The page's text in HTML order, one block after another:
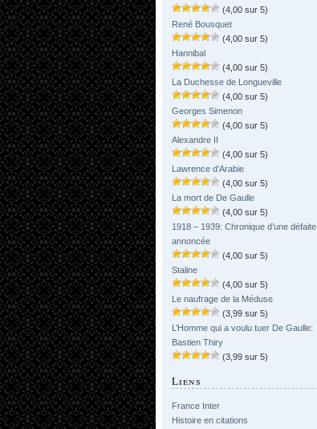
(4,00 sur 5)
René Bousquet
(4,00 sur 5)
Hannibal
(4,00 sur 5)
La Duchesse de Longueville
(4,00 sur 5)
Georges Simenon
(4,00 sur 5)
Alexandre II
(4,00 sur 5)
Lawrence d’Arabie
(4,00 sur 5)
La mort de De Gaulle
(4,00 sur 5)
1918 – 1939: Chronique d’une défaite
annoncée
(4,00 sur 5)
Staline
(4,00 sur 5)
Le naufrage de la Méduse
(3,99 sur 5)
L’Homme qui a voulu tuer De Gaulle:
Bastien Thiry
(3,99 sur 5)
Liens
France Inter
Histoire en citations